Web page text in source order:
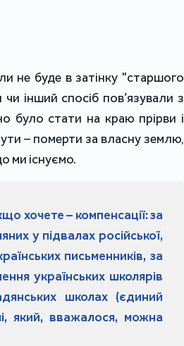
не буде в затінку "старшого
інший спосіб пов’язували з
було стати на краю прірви і
– померти за власну землю,
ми існуємо.
хочете – компенсації: за
у підвалах російської,
письменників, за
українських школярів
школах (єдиний
який, вважалося, можна